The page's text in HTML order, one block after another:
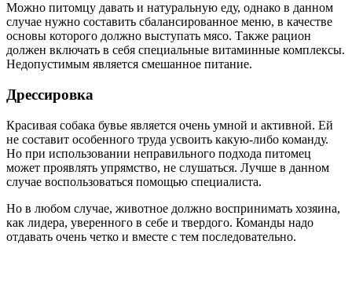
Можно питомцу давать и натуральную еду, однако в данном
случае нужно составить сбалансированное меню, в качестве
основы которого должно выступать мясо. Также рацион
должен включать в себя специальные витаминные комплексы.
Недопустимым является смешанное питание.
Дрессировка
Красивая собака бувье является очень умной и активной. Ей
не составит особенного труда усвоить какую-либо команду.
Но при использовании неправильного подхода питомец
может проявлять упрямство, не слушаться. Лучше в данном
случае воспользоваться помощью специалиста.
Но в любом случае, животное должно воспринимать хозяина,
как лидера, уверенного в себе и твердого. Команды надо
отдавать очень четко и вместе с тем последовательно.